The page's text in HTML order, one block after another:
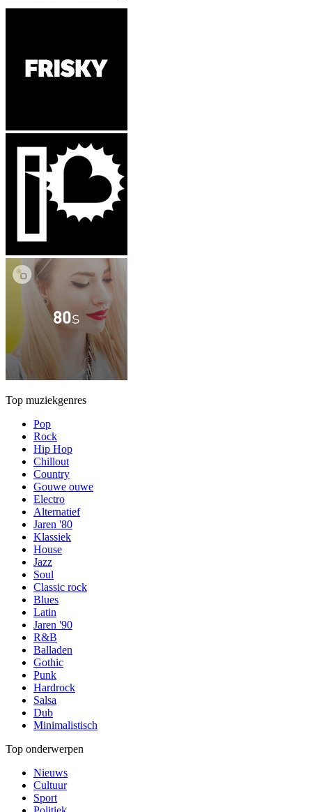
Top muziekgenres
Pop
Rock
Hip Hop
Chillout
Country
Gouwe ouwe
Electro
Alternatief
Jaren '80
Klassiek
House
Jazz
Soul
Classic rock
Blues
Latin
Jaren '90
R&B
Balladen
Gothic
Punk
Hardrock
Salsa
Dub
Minimalistisch
Top onderwerpen
Nieuws
Cultuur
Sport